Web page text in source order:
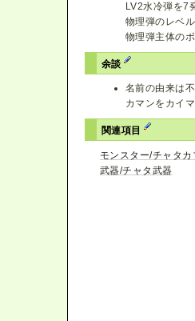
LV2水冷弾を7
物理弾のレベ
物理弾主体の
余談
名前の由来は
カマンをカイ
関連項目
モンスター/チャタカ
武器/チャタ武器